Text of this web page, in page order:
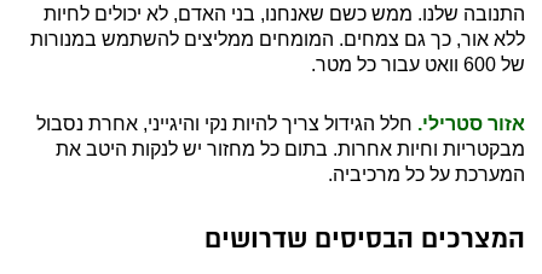
התנובה שלנו. ממש כשם שאנחנו, בני האדם, לא יכולים לחיות
ללא אור, כך גם צמחים. המומחים ממליצים להשתמש במנורות
של 600 וואט עבור כל מטר.
אזור סטרילי. חלל הגידול צריך להיות נקי והיגייני, אחרת נסבול
מבקטריות וחיות אחרות. בתום כל מחזור יש לנקות היטב את
המערכת על כל מרכיביה.
המצרכים הבסיסים שדרושים